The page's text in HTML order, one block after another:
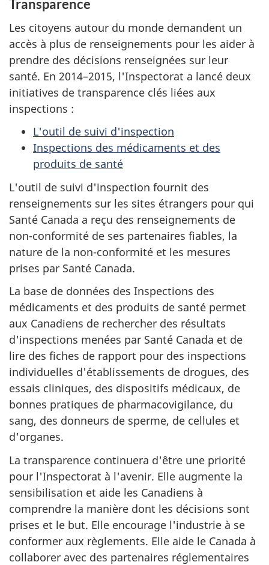
Transparence
Les citoyens autour du monde demandent un
accès à plus de renseignements pour les aider à
prendre des décisions renseignées sur leur
santé. En 2014–2015, l'Inspectorat a lancé deux
initiatives de transparence clés liées aux
inspections :
L'outil de suivi d'inspection
Inspections des médicaments et des
produits de santé
L'outil de suivi d'inspection fournit des
renseignements sur les sites étrangers pour qui
Santé Canada a reçu des renseignements de
non-conformité de ses partenaires fiables, la
nature de la non-conformité et les mesures
prises par Santé Canada.
La base de données des Inspections des
médicaments et des produits de santé permet
aux Canadiens de rechercher des résultats
d'inspections menées par Santé Canada et de
lire des fiches de rapport pour des inspections
individuelles d'établissements de drogues, des
essais cliniques, des dispositifs médicaux, de
bonnes pratiques de pharmacovigilance, du
sang, des donneurs de sperme, de cellules et
d'organes.
La transparence continuera d'être une priorité
pour l'Inspectorat à l'avenir. Elle augmente la
sensibilisation et aide les Canadiens à
comprendre la manière dont les décisions sont
prises et le but. Elle encourage l'industrie à se
conformer aux règlements. Elle aide le Canada à
collaborer avec des partenaires réglementaires